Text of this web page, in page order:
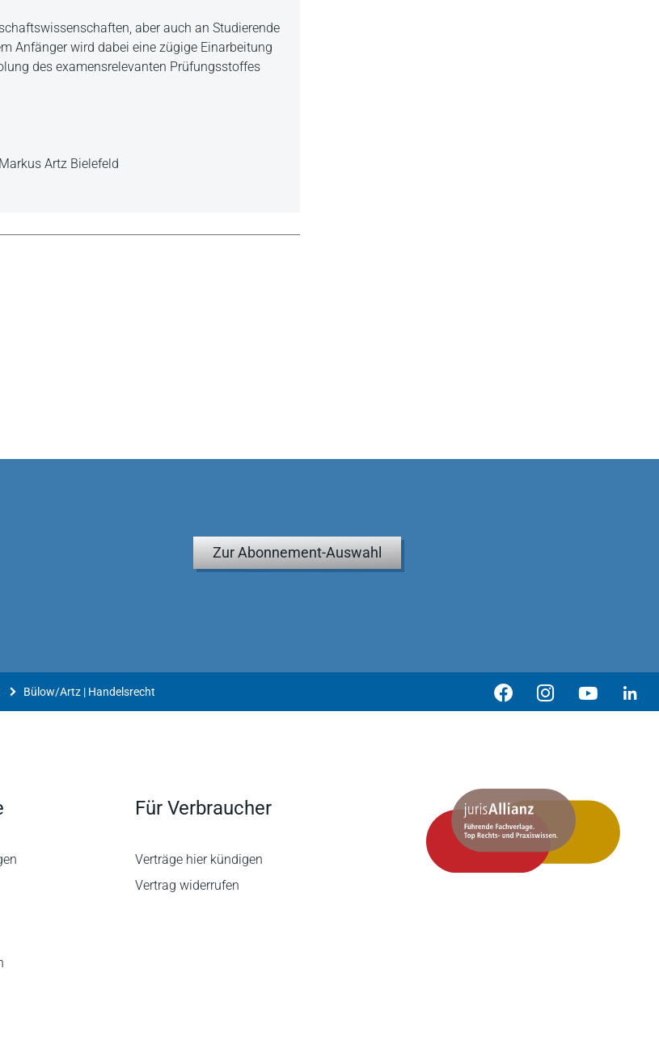
aber auch an Studierende
Anfänger wird dabei eine zügige Einarbeitung
des examensrelevanten Prüfungsstoffes
Artz Bielefeld
erklärt haben möchte, der ist hier absolut
Fragen erleichtern das Verständnis.
müssen wie Jurastudenten, beide können
Zur Abonnement-Auswahl
Bülow/Artz | Handelsrecht
Für Verbraucher
Verträge hier kündigen
Vertrag widerrufen